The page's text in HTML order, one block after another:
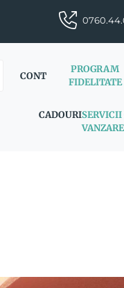
CONT
PROGRAM
FIDELITATE
CADOURI
VANZARE